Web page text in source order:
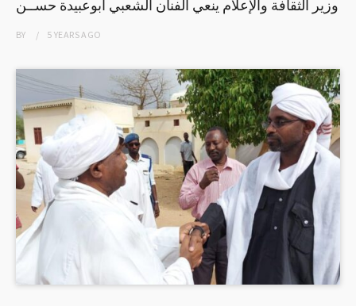
وزير الثقافة والإعلام ينعي الفنان الشعبي أبوعبيدة حســن
BY 5 YEARSAGO